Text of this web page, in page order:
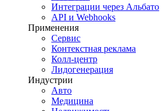
Интеграции через Альбато
API и Webhooks
Применения
Сервис
Контекстная реклама
Колл-центр
Лидогенерация
Индустрии
Авто
Медицина